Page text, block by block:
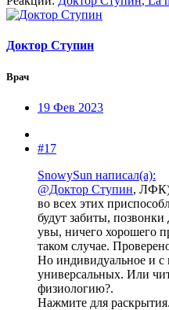
Доктор Ступин
Врач
19 Фев 2023
#17
SnowySun написал(а):
@Доктор Ступин, ЛФК)
во всех этих
будут забиты,
увы, ничего хорошего
таком случае.
Но индивидуальное и с
универсальных. Или
физиологию?.
Нажмите для